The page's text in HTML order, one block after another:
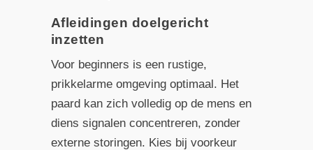
Afleidingen doelgericht
inzetten
Voor beginners is een rustige,
prikkelarme omgeving optimaal. Het
paard kan zich volledig op de mens en
diens signalen concentreren, zonder
externe storingen. Kies bij voorkeur